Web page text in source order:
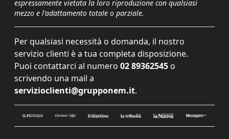
espressamente vietata la loro riproduzione con qualsiasi
mezzo e l'adattamento totale o parziale.
Per qualsiasi necessità o domanda, il nostro
servizio clienti è a tua completa disposizione.
Puoi contattarci al numero 02 89362545 o
scrivendo una mail a
servizioclienti@grupponem.it.